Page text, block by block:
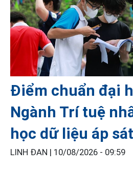
Điểm chuẩn đại
Ngành Trí tuệ
học dữ liệu áp
LINH ĐAN | 10/08/2026 - 09:59